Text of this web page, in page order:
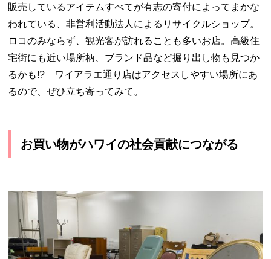
販売しているアイテムすべてが有志の寄付によってまかな
われている、非営利活動法人によるリサイクルショップ。
ロコのみならず、観光客が訪れることも多いお店。高級住
宅街にも近い場所柄、ブランド品など掘り出し物も見つか
るかも!? ワイアラエ通り店はアクセスしやすい場所にあ
るので、ぜひ立ち寄ってみて。
お買い物がハワイの社会貢献につながる